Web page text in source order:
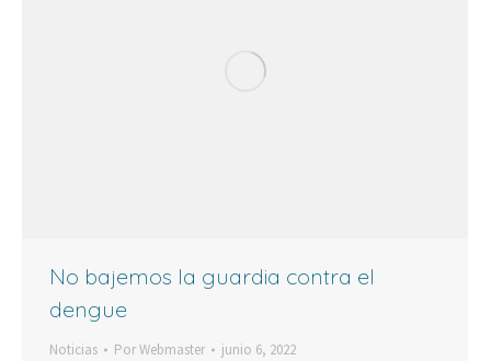
No bajemos la guardia contra el
dengue
Noticias PorWebmaster junio 6, 2022